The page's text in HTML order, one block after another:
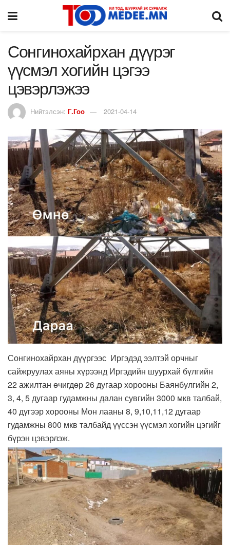
Сонгинохайрхан дүүрэг
үүсмэл хогийн цэгээ
цэвэрлэжээ
Нийтэлсэн: Г.Гоо 2021-04-14
Сонгинохайрхан дүүргээс Иргэдэд ээлтэй орчныг
сайжруулах аяны хүрээнд Иргэдийн шуурхай бүлгийн
22 ажилтан өчигдөр 26 дугаар хорооны Баянбулгийн 2,
3, 4, 5 дугаар гудамжны далан сувгийн 3000 мкв талбай,
40 дүгээр хорооны Мон лааны 8, 9,10,11,12 дугаар
гудамжны 800 мкв талбайд үүссэн үүсмэл хогийн цэгийг
бүрэн цэвэрлэж.